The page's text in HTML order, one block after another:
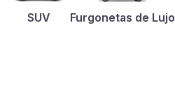
SUV Furgonetas de Lujo